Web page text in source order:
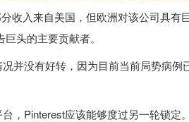
收入来自美国，但欧洲对该公司具有
头的主要贡献者。
并没有好转，因为目前当前局势病
，Pinterest应该能够度过另一轮锁定